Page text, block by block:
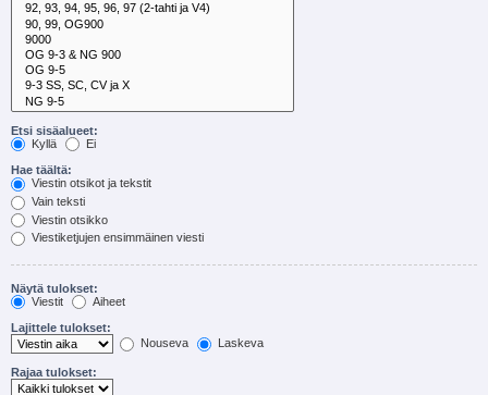
Etsi sisäalueet:
Kyllä
Ei
Hae täältä:
Viestin otsikot ja tekstit
Vain teksti
Viestin otsikko
Viestiketjujen ensimmäinen viesti
Näytä tulokset:
Viestit
Aiheet
Lajittele tulokset:
Nouseva
Laskeva
Rajaa tulokset: